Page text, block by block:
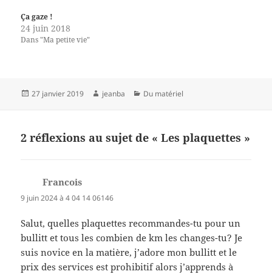
Ça gaze !
24 juin 2018
Dans "Ma petite vie"
Publié
27 janvier 2019 Auteur
jeanba Catégories
Du matériel
2 réflexions au sujet de « Les plaquettes »
Francois
9 juin 2024 à 4 04 14 06146
Salut, quelles plaquettes recommandes-tu pour un
bullitt et tous les combien de km les changes-tu? Je
suis novice en la matière, j’adore mon bullitt et le
prix des services est prohibitif alors j’apprends à